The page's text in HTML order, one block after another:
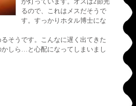
が灯っています。オスは2節光
るので、これはメスだそうで
す。すっかりホタル博士にな
そうです。こんなに遅く出てきた
しら…と心配になってしまいまし